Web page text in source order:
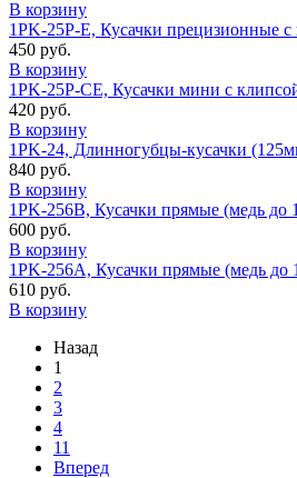
В корзину
1PK-25P-E, Кусачки прецизионные
450 руб.
В корзину
1PK-25P-CE, Кусачки мини с
420 руб.
В корзину
1PK-24, Длинногубцы-кусачки
840 руб.
В корзину
1PK-256B, Кусачки прямые (медь
600 руб.
В корзину
1PK-256A, Кусачки прямые (медь
610 руб.
В корзину
Назад
1
2
3
4
11
Вперед